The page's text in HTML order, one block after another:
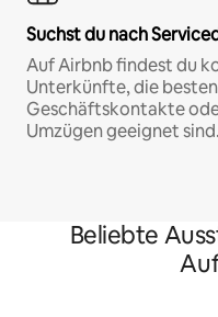
Suchst du nach
Auf Airbnb findest du
Unterkünfte, die
Geschäftskontakte
Umzügen geeignet sind.
Beliebte